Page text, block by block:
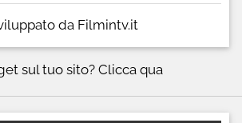
da Filmintv.it
sul tuo sito?Clicca qua